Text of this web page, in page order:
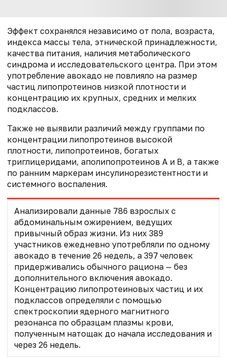
Эффект сохранялся независимо от пола, возраста,
индекса массы тела, этнической принадлежности,
качества питания, наличия метаболического
синдрома и исследовательского центра. При этом
употребление авокадо не повлияло на размер
частиц липопротеинов низкой плотности и
концентрацию их крупных, средних и мелких
подклассов.
Также не выявили различий между группами по
концентрации липопротеинов высокой
плотности, липопротеинов, богатых
триглицеридами, аполипопротеинов А и В, а также
по ранним маркерам инсулинорезистентности и
системного воспаления.
Анализировали данные 786 взрослых с
абдоминальным ожирением, ведущих
привычный образ жизни. Из них 389
участников ежедневно употребляли по одному
авокадо в течение 26 недель, а 397 человек
придерживались обычного рациона — без
дополнительного включения авокадо.
Концентрацию липопротеиновых частиц и их
подклассов определяли с помощью
спектроскопии ядерного магнитного
резонанса по образцам плазмы крови,
полученным натощак до начала исследования и
через 26 недель.